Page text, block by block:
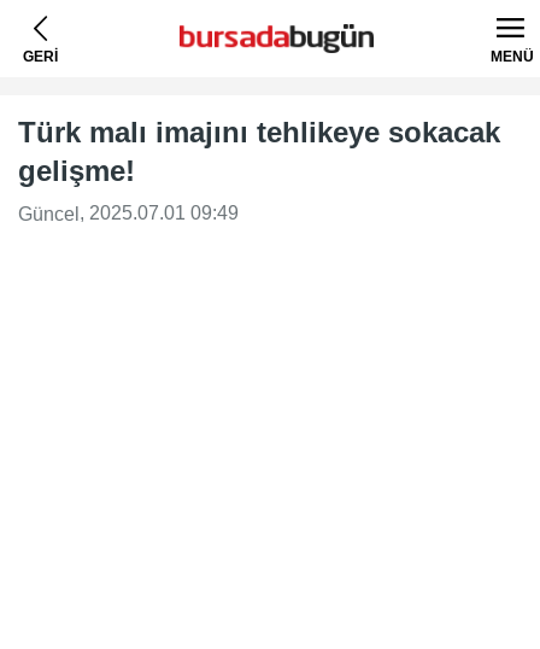
GERİ MENÜ
Türk malı imajını tehlikeye sokacak
gelişme!
Güncel , 2025.07.01 09:49